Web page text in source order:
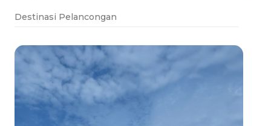
Destinasi Pelancongan